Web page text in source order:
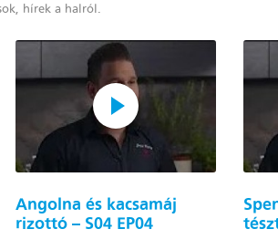
hírek a halról.
Angolna és kacsamáj
rizottó – S04 EP04